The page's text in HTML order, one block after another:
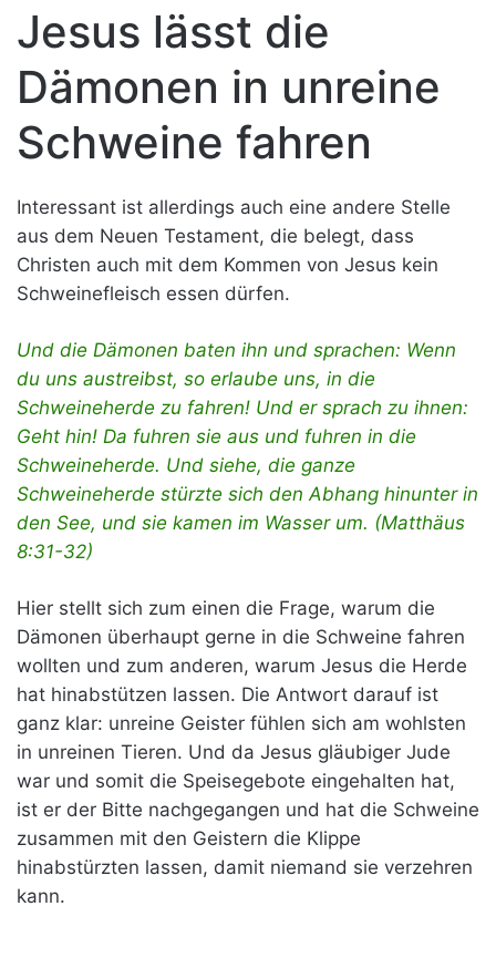
Jesus lässt die
Dämonen in unreine
Schweine fahren
Interessant ist allerdings auch eine andere Stelle
aus dem Neuen Testament, die belegt, dass
Christen auch mit dem Kommen von Jesus kein
Schweinefleisch essen dürfen.
Und die Dämonen baten ihn und sprachen: Wenn
du uns austreibst, so erlaube uns, in die
Schweineherde zu fahren! Und er sprach zu ihnen:
Geht hin! Da fuhren sie aus und fuhren in die
Schweineherde. Und siehe, die ganze
Schweineherde stürzte sich den Abhang hinunter in
den See, und sie kamen im Wasser um. (Matthäus
8:31-32)
Hier stellt sich zum einen die Frage, warum die
Dämonen überhaupt gerne in die Schweine fahren
wollten und zum anderen, warum Jesus die Herde
hat hinabstützen lassen. Die Antwort darauf ist
ganz klar: unreine Geister fühlen sich am wohlsten
in unreinen Tieren. Und da Jesus gläubiger Jude
war und somit die Speisegebote eingehalten hat,
ist er der Bitte nachgegangen und hat die Schweine
zusammen mit den Geistern die Klippe
hinabstürzten lassen, damit niemand sie verzehren
kann.